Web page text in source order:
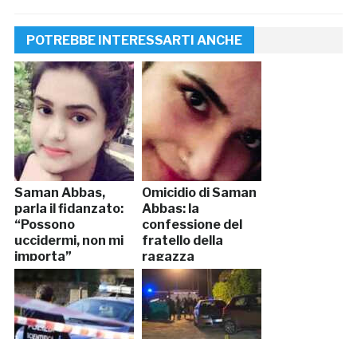
POTREBBE INTERESSARTI ANCHE
Saman Abbas,
parla il fidanzato:
“Possono
uccidermi, non mi
importa”
Omicidio di Saman
Abbas: la
confessione del
fratello della
ragazza